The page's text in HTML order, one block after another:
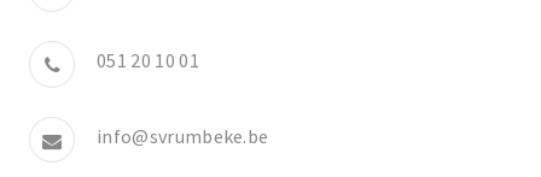
051 20 10 01
info@svrumbeke.be